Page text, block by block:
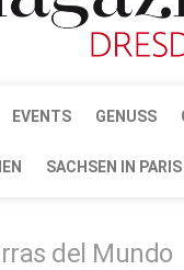
EVENTS GENUSS
SACHSEN IN PARIS
del Mundo